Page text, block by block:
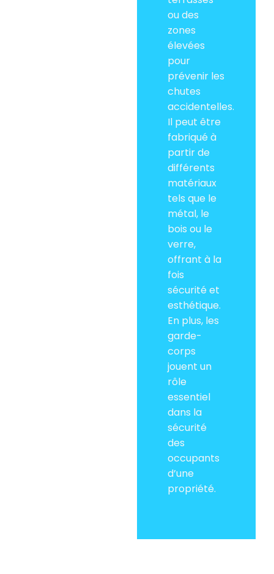
ou des
zones
élevées
pour
prévenir les
chutes
accidentelles.
Il peut être
fabriqué à
partir de
différents
matériaux
tels que le
métal, le
bois ou le
verre,
offrant à la
fois
sécurité et
esthétique.
En plus, les
garde-
corps
jouent un
rôle
essentiel
dans la
sécurité
des
occupants
d’une
propriété.